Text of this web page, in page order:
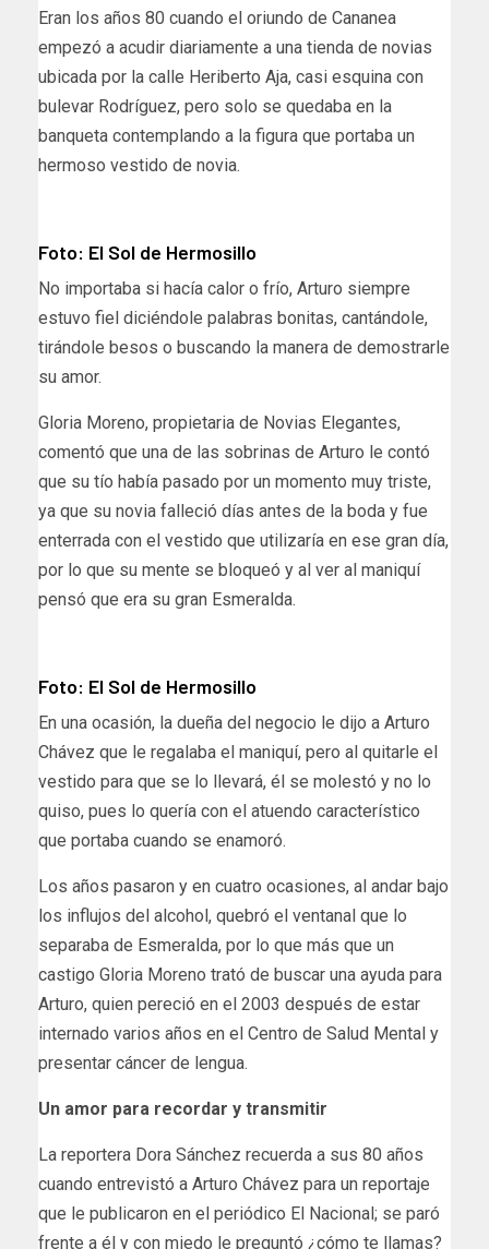
Eran los años 80 cuando el oriundo de Cananea
empezó a acudir diariamente a una tienda de novias
ubicada por la calle Heriberto Aja, casi esquina con
bulevar Rodríguez, pero solo se quedaba en la
banqueta contemplando a la figura que portaba un
hermoso vestido de novia.
Foto: El Sol de Hermosillo
No importaba si hacía calor o frío, Arturo siempre
estuvo fiel diciéndole palabras bonitas, cantándole,
tirándole besos o buscando la manera de demostrarle
su amor.
Gloria Moreno, propietaria de Novias Elegantes,
comentó que una de las sobrinas de Arturo le contó
que su tío había pasado por un momento muy triste,
ya que su novia falleció días antes de la boda y fue
enterrada con el vestido que utilizaría en ese gran día,
por lo que su mente se bloqueó y al ver al maniquí
pensó que era su gran Esmeralda.
Foto: El Sol de Hermosillo
En una ocasión, la dueña del negocio le dijo a Arturo
Chávez que le regalaba el maniquí, pero al quitarle el
vestido para que se lo llevará, él se molestó y no lo
quiso, pues lo quería con el atuendo característico
que portaba cuando se enamoró.
Los años pasaron y en cuatro ocasiones, al andar bajo
los influjos del alcohol, quebró el ventanal que lo
separaba de Esmeralda, por lo que más que un
castigo Gloria Moreno trató de buscar una ayuda para
Arturo, quien pereció en el 2003 después de estar
internado varios años en el Centro de Salud Mental y
presentar cáncer de lengua.
Un amor para recordar y transmitir
La reportera Dora Sánchez recuerda a sus 80 años
cuando entrevistó a Arturo Chávez para un reportaje
que le publicaron en el periódico El Nacional; se paró
frente a él y con miedo le preguntó ¿cómo te llamas?